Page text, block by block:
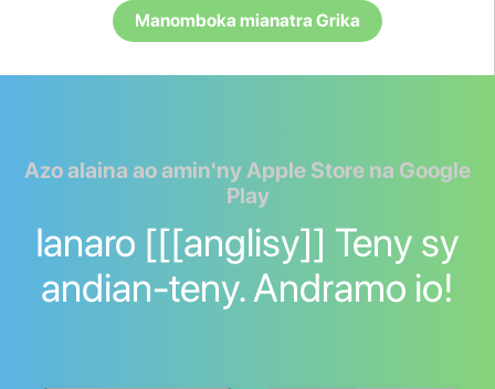
Manomboka mianatra Grika
Azo alaina ao amin'ny Apple Store na Google
Play
Ianaro [[[anglisy]] Teny sy
andian-teny. Andramo io!